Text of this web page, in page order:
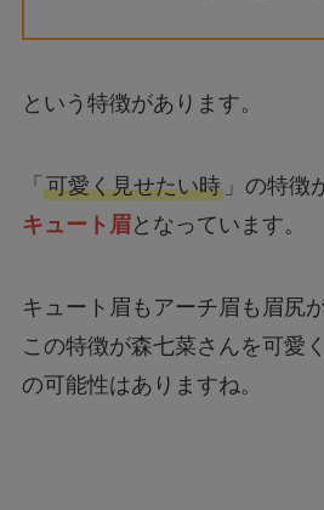
という特徴があります。
「 可愛く見せたい時」の特徴
キュート眉となっています。
キュート眉もアーチ眉も眉尻
この特徴が森七菜さんを可愛
の可能性はありますね。